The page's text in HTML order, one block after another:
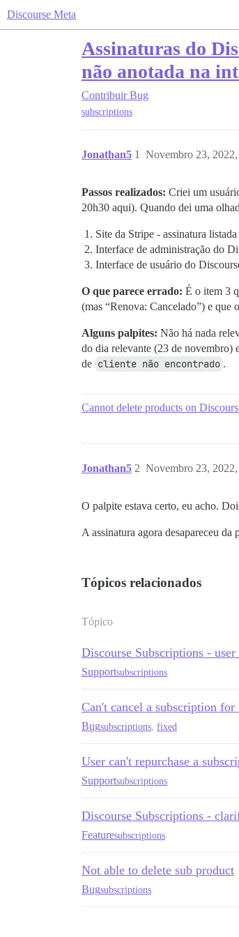
Discourse Meta
Assinaturas do
não anotada na
Contribuir Bug
subscriptions
Jonathan5 Novembro 23,
1
Passos realizados: Criei um
20h30 aqui). Quando dei uma
Site da Stripe - assinatura
Interface de administração do
Interface de usuário do
O que parece errado: É o item 3
(mas “Renova: Cancelado”) e que
Alguns palpites: Não há nada
do dia relevante (23 de novembro)
de cliente não encontrado .
Cannot delete products on
Jonathan5 Novembro 23,
2
O palpite estava certo, eu acho.
A assinatura agora desapareceu
Tópicos relacionados
Tópico
Discourse Subscriptions -
Supportsubscriptions
Can't cancel a subscription for
Bugsubscriptions fixed
User can't repurchase a
Supportsubscriptions
Discourse Subscriptions -
Featuresubscriptions
Not able to delete sub product
Bugsubscriptions